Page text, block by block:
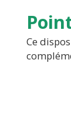
Ce